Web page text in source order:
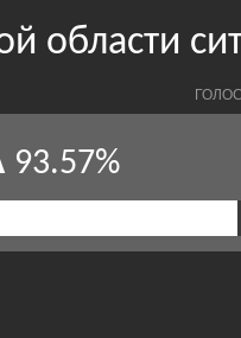
области
93.57%